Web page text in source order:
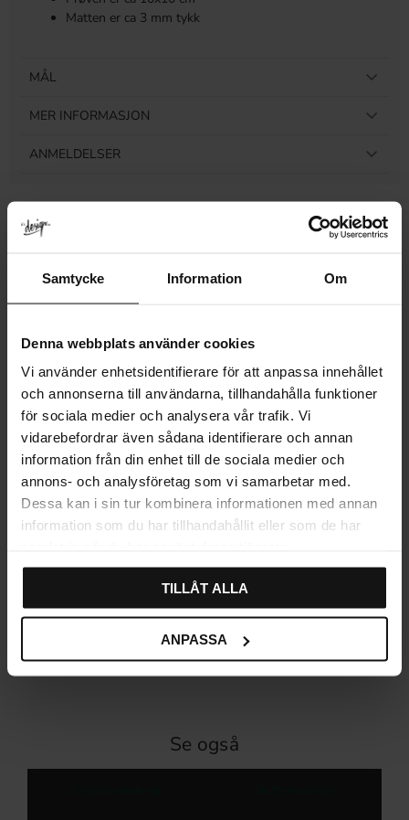
Samtycke Information Om
Denna webbplats använder cookies
Vi använder enhetsidentifierare för att anpassa innehållet
och annonserna till användarna, tillhandahålla funktioner
för sociala medier och analysera vår trafik. Vi
vidarebefordrar även sådana identifierare och annan
information från din enhet till de sociala medier och
annons- och analysföretag som vi samarbetar med.
Dessa kan i sin tur kombinera informationen med annan
information som du har tillhandahållit eller som de har
TILLÅT ALLA
ANPASSA
Matten er ca 3 mm tykk
MÅL
MER INFORMASJON
ANMELDELSER
Innsatsmatte Skuffematte
Anti-skli Kjøkkenskuffe
Krydderinnsats Metall
Kjøkkenskuff
Se også